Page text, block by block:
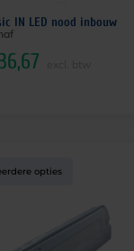
IN LED nood inbouw
opties